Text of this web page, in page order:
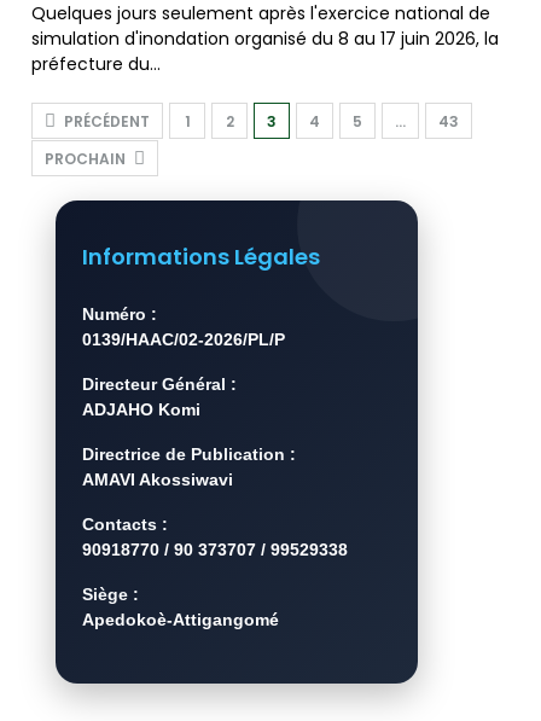
Quelques jours seulement après l'exercice national de
simulation d'inondation organisé du 8 au 17 juin 2026, la
préfecture du…
PRÉCÉDENT 1 2 3 4 5 …
43
PROCHAIN
Informations Légales
Numéro :
0139/HAAC/02-2026/PL/P
Directeur Général :
ADJAHO Komi
Directrice de Publication :
AMAVI Akossiwavi
Contacts :
90918770 / 90 373707 / 99529338
Siège :
Apedokoè-Attigangomé